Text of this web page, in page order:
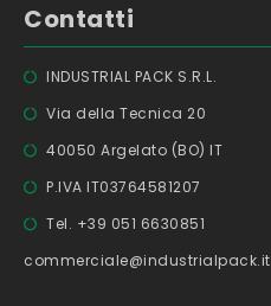
Contatti
INDUSTRIAL PACK S.R.L.
Via della Tecnica 20
40050 Argelato (BO) IT
P.IVA IT03764581207
Tel. +39 051 6630851
commerciale@industrialpack.it